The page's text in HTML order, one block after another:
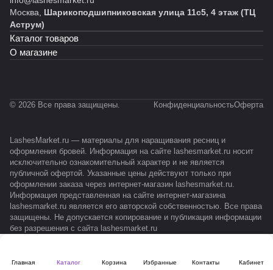
Главная Каталог Корзина Избранные Контакты Кабинет
Москва, Шарикоподшипниковская улица 11с5, 4 этаж (ТЦ
Аструм)
Каталог товаров
О магазине
© 2026 Все права защищены. КонфиденциальностьОферта
LashesMarket.ru — материалы для наращивания ресниц и
оформления бровей. Информация на сайте lashesmarket.ru носит
исключительно ознакомительный характер и не является
публичной офертой. Указанные цены действуют только при
оформлении заказа через интернет-магазин lashesmarket.ru.
Информация представленная на сайте интернет-магазина
lashesmarket.ru является его авторской собственностью. Все права
защищены. Не допускается копирование и публикация информации
без разрешения с сайта lashesmarket.ru